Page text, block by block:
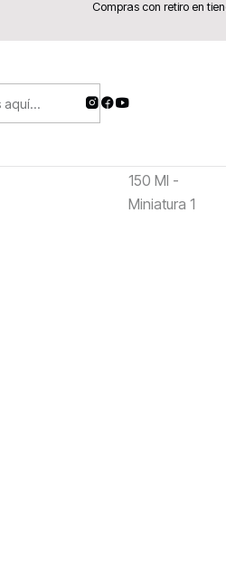
PRODUCTOS
Compras con retiro en